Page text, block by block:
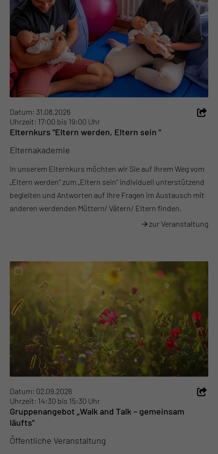
Datum: 31.08.2026
Uhrzeit: 17:00 bis 19:00 Uhr
Elternkurs "Eltern werden, Eltern sein "
Elternakademie
In unserem Elternkurs möchten wir Sie auf Ihrem Weg vom
„Eltern werden“ zum „Eltern sein“ individuell unterstützend
begleiten und Antworten auf Ihre Fragen im Austausch mit
anderen werdenden Müttern/ Vätern/ Eltern finden.
zur Veranstaltung
Datum: 02.09.2026
Uhrzeit: 14:30 bis 15:30 Uhr
Gruppenangebot „Walk and Talk – gemeinsam
läufts"
Öffentliche Veranstaltung